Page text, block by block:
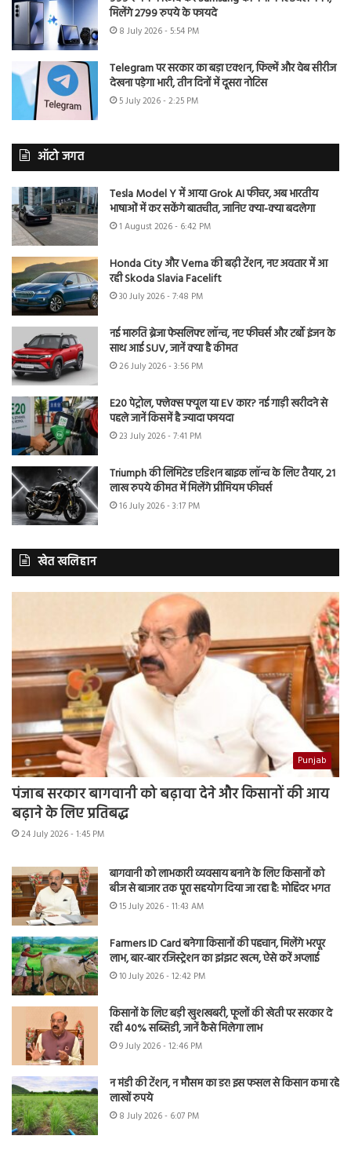
मिलेंगे 2799 रुपये के फायदे
8 July 2026 - 5:54 PM
Telegram पर सरकार का बड़ा एक्शन, फिल्में और वेब सीरीज
देखना पड़ेगा भारी, तीन दिनों में दूसरा नोटिस
5 July 2026 - 2:25 PM
ऑटो जगत
Tesla Model Y में आया Grok AI फीचर, अब भारतीय
भाषाओं में कर सकेंगे बातचीत, जानिए क्या-क्या बदलेगा
1 August 2026 - 6:42 PM
Honda City और Verna की बढ़ी टेंशन, नए अवतार में आ
रही Skoda Slavia Facelift
30 July 2026 - 7:48 PM
नई मारुति ब्रेजा फेसलिफ्ट लॉन्च, नए फीचर्स और टर्बो इंजन के
साथ आई SUV, जानें क्या है कीमत
26 July 2026 - 3:56 PM
E20 पेट्रोल, फ्लेक्स फ्यूल या EV कार? नई गाड़ी खरीदने से
पहले जानें किसमें है ज्यादा फायदा
23 July 2026 - 7:41 PM
Triumph की लिमिटेड एडिशन बाइक लॉन्च के लिए तैयार, 21
लाख रुपये कीमत में मिलेंगे प्रीमियम फीचर्स
16 July 2026 - 3:17 PM
खेत खलिहान
Punjab
पंजाब सरकार बागवानी को बढ़ावा देने और किसानों की आय
बढ़ाने के लिए प्रतिबद्ध
24 July 2026 - 1:45 PM
बागवानी को लाभकारी व्यवसाय बनाने के लिए किसानों को
बीज से बाजार तक पूरा सहयोग दिया जा रहा है: मोहिंदर भगत
15 July 2026 - 11:43 AM
Farmers ID Card बनेगा किसानों की पहचान, मिलेंगे भरपूर
लाभ, बार-बार रजिस्ट्रेशन का झंझट खत्म, ऐसे करें अप्लाई
10 July 2026 - 12:42 PM
किसानों के लिए बड़ी खुशखबरी, फूलों की खेती पर सरकार दे
रही 40% सब्सिडी, जानें कैसे मिलेगा लाभ
9 July 2026 - 12:46 PM
न मंडी की टेंशन, न मौसम का डर! इस फसल से किसान कमा रहे
लाखों रुपये
8 July 2026 - 6:07 PM